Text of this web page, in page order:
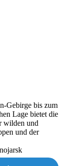
Gebirge bis zum
Lage bietet die
wilden und
und der